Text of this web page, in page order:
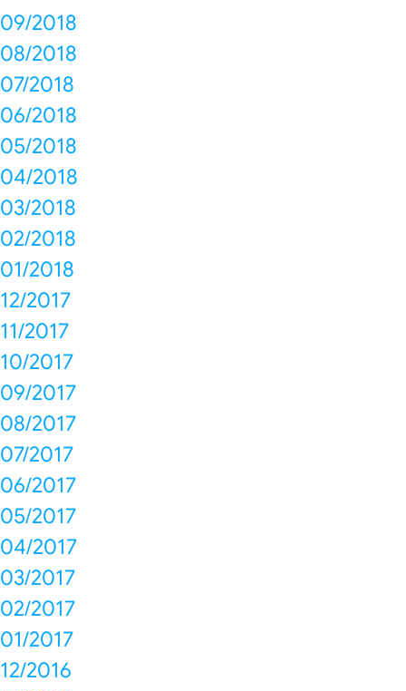
09/2018
08/2018
07/2018
06/2018
05/2018
04/2018
03/2018
02/2018
01/2018
12/2017
11/2017
10/2017
09/2017
08/2017
07/2017
06/2017
05/2017
04/2017
03/2017
02/2017
01/2017
12/2016